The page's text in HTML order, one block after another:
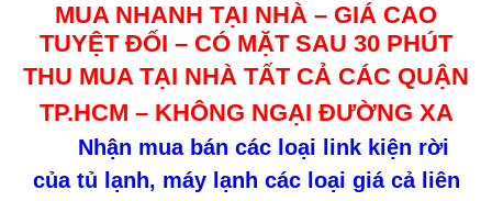
MUA NHANH TẠI NHÀ – GIÁ CAO
TUYỆT ĐỐI – CÓ MẶT SAU 30 PHÚT
THU MUA TẠI NHÀ TẤT CẢ CÁC QUẬN
TP.HCM – KHÔNG NGẠI ĐƯỜNG XA
Nhận mua bán các loại link kiện rời
của tủ lạnh, máy lạnh các loại giá cả liên